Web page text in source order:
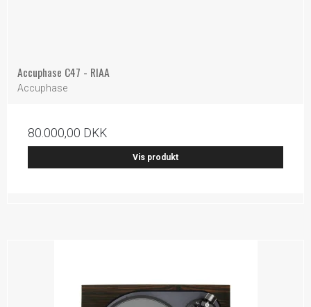
Accuphase C47 - RIAA
Accuphase
80.000,00 DKK
Vis produkt